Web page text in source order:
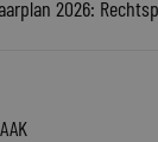
2026: